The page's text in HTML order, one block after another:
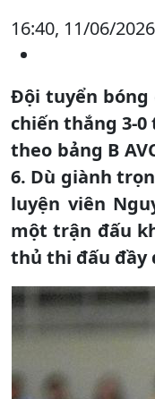
16:40, 11/06/2026
Đội tuyển bóng
chiến thắng 3-
theo bảng B
6. Dù giành
luyện viên
một trận đấu
thủ thi đấu đầy